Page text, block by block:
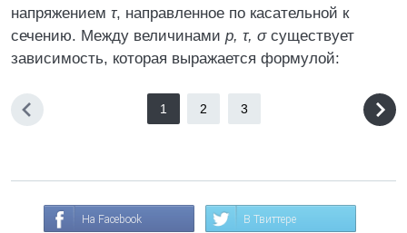
напряжением τ, направленное по касательной к
сечению. Между величинами p, τ, σсуществует
зависимость, которая выражается формулой:
1 2 3
На Facebook В Твиттере